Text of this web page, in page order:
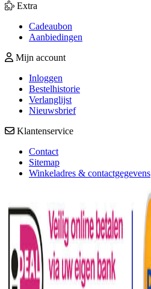
Extra
Cadeaubon
Aanbiedingen
Mijn account
Inloggen
Bestelhistorie
Verlanglijst
Nieuwsbrief
Klantenservice
Contact
Sitemap
Winkeladres & contactgegevens